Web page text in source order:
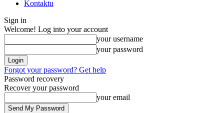
Kontaktu
Sign in
Welcome! Log into your account
your username
your password
Forgot your password? Get help
Password recovery
Recover your password
your email